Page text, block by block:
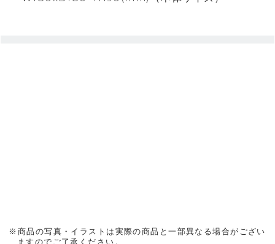
※商品の写真・イラストは実際の商品と一部異なる場合がござい
ますのでご了承ください。